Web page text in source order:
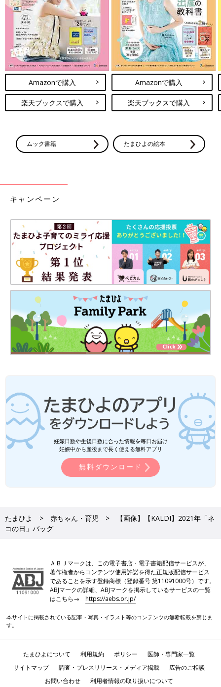
Amazonで購入
楽天ブックスで購入
Amazonで購入
楽天ブックスで購入
ムック書籍 たまひよの絵本
キャンペーン
妊娠日数や生後日数に合った情報を毎日お届け
妊娠中から産後まで長く使える無料アプリ
無料ダウンロード
たまひよ 赤ちゃん・育児
【画像】【KALDI】2021年「ネ
コの日」バッグ
ＡＢＪマークは、この電子書店・電子書籍配信サービスが、
著作権者からコンテンツ使用許諾を得た正規版配信サービス
であることを示す登録商標（登録番号 第11091000号）です。
ABJマークの詳細、ABJマークを掲示しているサービスの一覧
はこちら→https://aebs.or.jp/
本サイトに掲載されている記事・写真・イラスト等のコンテンツの無断転載を禁じま
す。
たまひよについて 利用規約 ポリシー
医師・専門家一覧
サイトマップ
調査・プレスリリース・メディア掲載
広告のご相談
お問い合わせ
利用者情報の取り扱いについて